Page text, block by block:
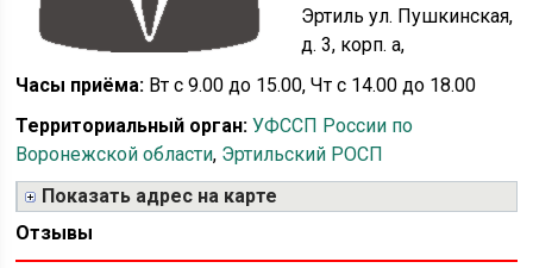
Эртиль ул. Пушкинская,
д. 3, корп. а,
Часы приёма: Вт с 9.00 до 15.00, Чт с 14.00 до 18.00
Территориальный орган: УФССП России по
Воронежской области, Эртильский РОСП
Показать адрес на карте
Отзывы